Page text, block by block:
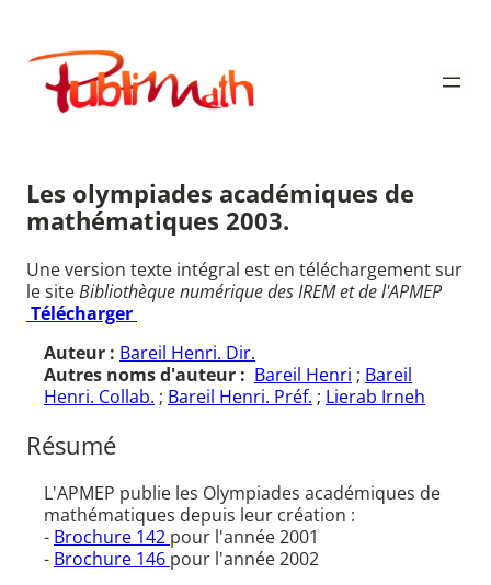
contenu
Publimath
Les olympiades académiques de
mathématiques 2003.
Une version texte intégral est en téléchargement sur
le siteBibliothèque numérique des IREM et de l'APMEP
Télécharger
Auteur : Bareil Henri. Dir.
Autres noms d'auteur : Bareil Henri ; Bareil
Henri. Collab. ; Bareil Henri. Préf. ; Lierab Irneh
Résumé
L'APMEP publie les Olympiades académiques de
mathématiques depuis leur création :
- Brochure 142 pour l'année 2001
- Brochure 146 pour l'année 2002